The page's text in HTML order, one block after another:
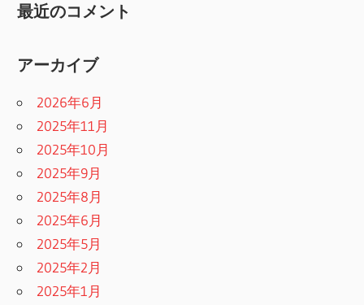
最近のコメント
アーカイブ
2026年6月
2025年11月
2025年10月
2025年9月
2025年8月
2025年6月
2025年5月
2025年2月
2025年1月